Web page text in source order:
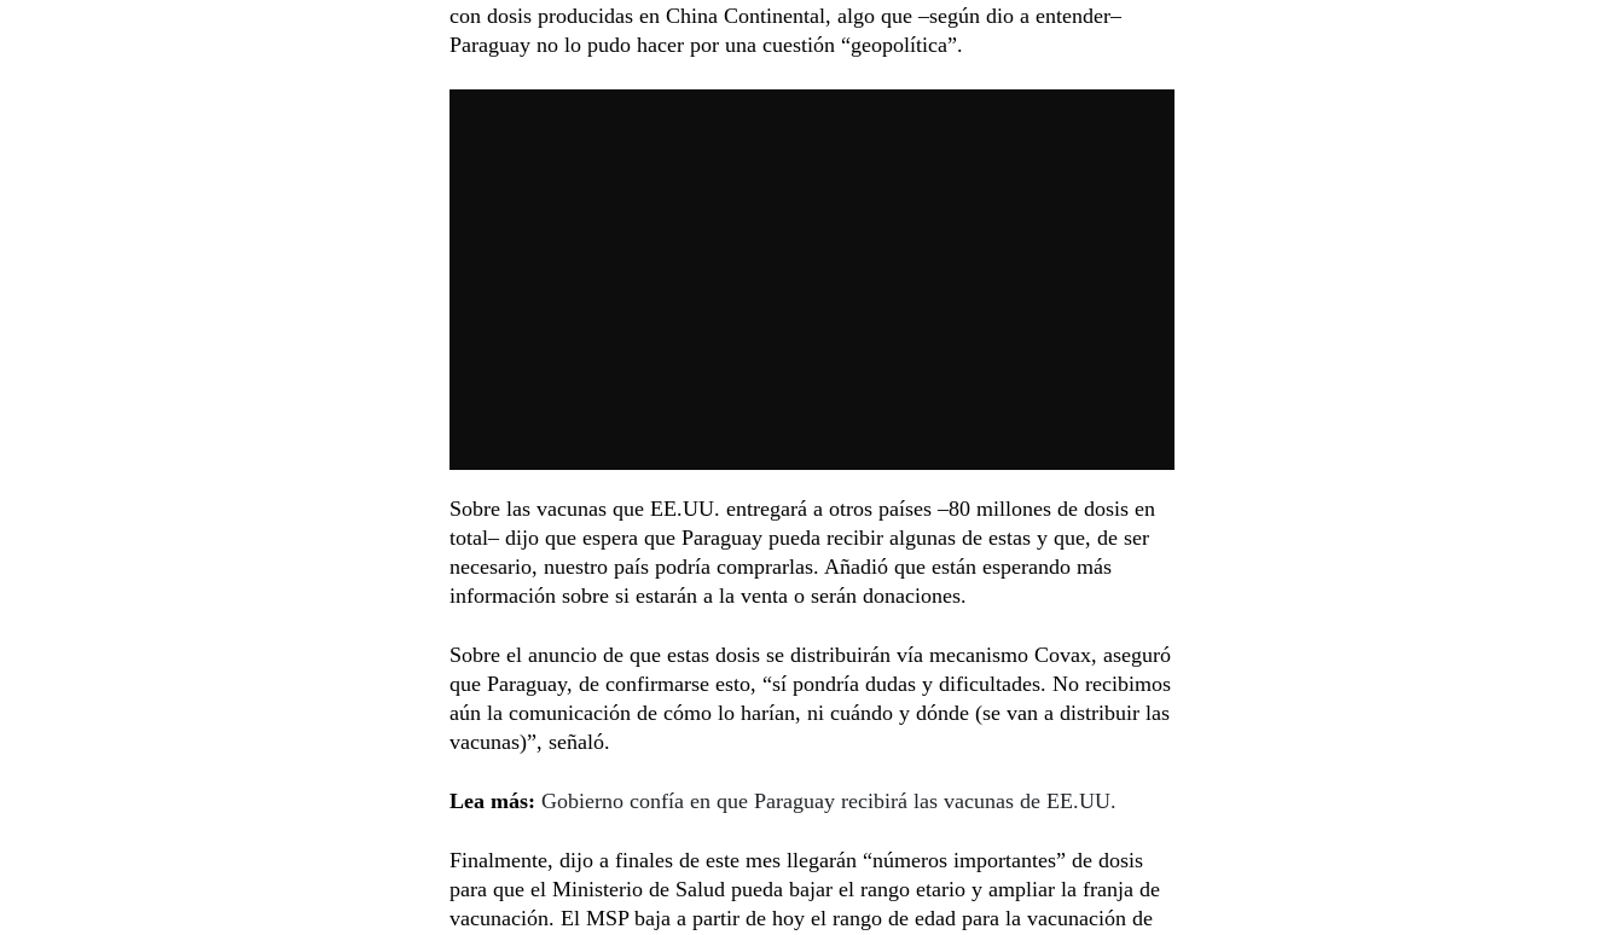
con dosis producidas en China Continental, algo que –según dio a entender–
Paraguay no lo pudo hacer por una cuestión “geopolítica”.
Sobre las vacunas que EE.UU. entregará a otros países –80 millones de dosis en
total– dijo que espera que Paraguay pueda recibir algunas de estas y que, de ser
necesario, nuestro país podría comprarlas. Añadió que están esperando más
información sobre si estarán a la venta o serán donaciones.
Sobre el anuncio de que estas dosis se distribuirán vía mecanismo Covax, aseguró
que Paraguay, de confirmarse esto, “sí pondría dudas y dificultades. No recibimos
aún la comunicación de cómo lo harían, ni cuándo y dónde (se van a distribuir las
vacunas)”, señaló.
Lea más: Gobierno confía en que Paraguay recibirá las vacunas de EE.UU.
Finalmente, dijo a finales de este mes llegarán “números importantes” de dosis
para que el Ministerio de Salud pueda bajar el rango etario y ampliar la franja de
vacunación. El MSP baja a partir de hoy el rango de edad para la vacunación de